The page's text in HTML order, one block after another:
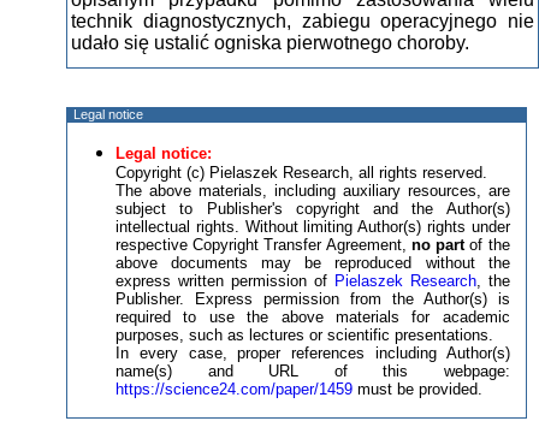
technik diagnostycznych, zabiegu operacyjnego nie
udało się ustalić ogniska pierwotnego choroby.
Legal notice
Legal notice:
Copyright (c) Pielaszek Research, all rights reserved.
The above materials, including auxiliary resources, are
subject to Publisher's copyright and the Author(s)
intellectual rights. Without limiting Author(s) rights under
respective Copyright Transfer Agreement, no partof the
above documents may be reproduced without the
express written permission of Pielaszek Research, the
Publisher. Express permission from the Author(s) is
required to use the above materials for academic
purposes, such as lectures or scientific presentations.
In every case, proper references including Author(s)
name(s) and URL of this webpage:
https://science24.com/paper/1459 must be provided.